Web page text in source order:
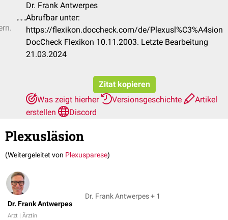
Dr. Frank Antwerpes
Abrufbar unter:
https://flexikon.doccheck.com/de/Plexusl%C3%A4sion
DocCheck Flexikon 10.11.2003. Letzte Bearbeitung
21.03.2024
Zitat kopieren
Was zeigt hierher
Versionsgeschichte
Artikel
erstellen
Discord
Plexusläsion
(Weitergeleitet von Plexusparese)
Dr. Frank Antwerpes
Arzt | Ärztin
Dr. Frank Antwerpes + 1